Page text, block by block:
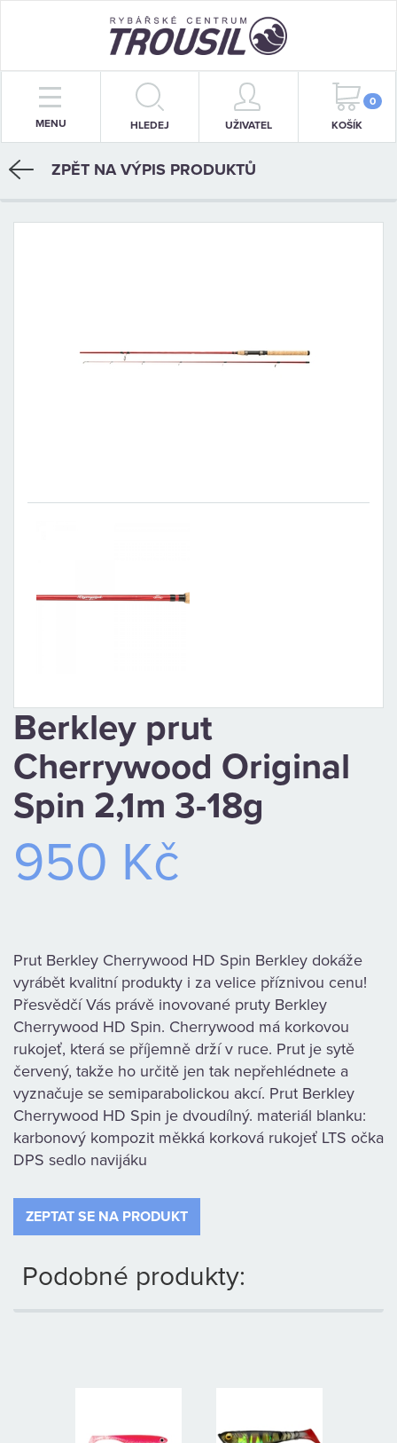
MENU HLEDEJ UŽIVATEL
0
KOŠÍK
PRUTY
NAVIJÁKY
BIŽUTERIE
O
OBCHODNÍ
PODMÍNKY
KAMENNÁ
PRODEJNA
ZPĚT NA VÝPIS PRODUKTŮ
Berkley prut
Cherrywood Original
Spin 2,1m 3-18g
950 Kč
Prut Berkley Cherrywood HD Spin Berkley dokáže
vyrábět kvalitní produkty i za velice příznivou cenu!
Přesvědčí Vás právě inovované pruty Berkley
Cherrywood HD Spin. Cherrywood má korkovou
rukojeť, která se příjemně drží v ruce. Prut je sytě
červený, takže ho určitě jen tak nepřehlédnete a
vyznačuje se semiparabolickou akcí. Prut Berkley
Cherrywood HD Spin je dvoudílný. materiál blanku:
karbonový kompozit měkká korková rukojeť LTS očka
DPS sedlo navijáku
ZEPTAT SE NA PRODUKT
Podobné produkty: